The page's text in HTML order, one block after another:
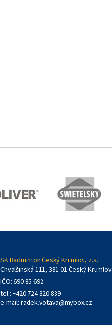
SK Badminton Český Krumlov, z.s.
Chvalšinská 111, 381 01 Český Krumlov
IČO: 690 85 692
tel.: +420 724 320 839
e-mail: radek.votava@mybox.cz